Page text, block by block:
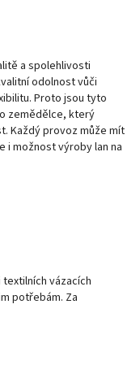
a spolehlivosti
odolnost vůči
Proto jsou tyto
zemědělce, který
Každý provoz může mít
i možnost výroby lan na
vázacích
potřebám. Za